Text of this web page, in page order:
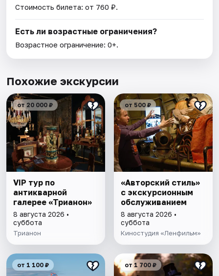
Стоимость билета: от 760 ₽.
Есть ли возрастные ограничения?
Возрастное ограничение: 0+.
Похожие экскурсии
от 20 000 ₽
VIP тур по
антикварной
галерее «Трианон»
8 августа 2026 •
суббота
Трианон
от 500 ₽
«Авторский стиль»
с экскурсионным
обслуживанием
8 августа 2026 •
суббота
Киностудия «Ленфильм»
от 1 100 ₽ от 1 700 ₽